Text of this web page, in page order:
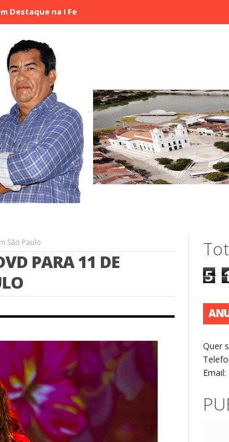
na I Feira de Artesãos e Produtores Rurais de
São Paulo
PARA 11 DE
5
Quer